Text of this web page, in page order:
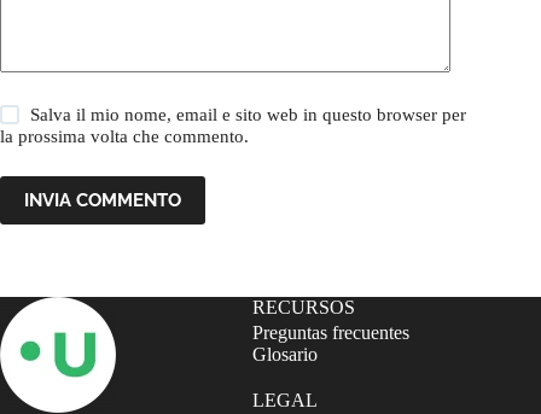
Salva il mio nome, email e sito web in questo browser per
la prossima volta che commento.
INVIA COMMENTO
RECURSOS
Preguntas frecuentes
Glosario
LEGAL